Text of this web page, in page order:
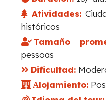
Atividades:
históricos
Tamaño
pessoas
Dificultad:
Alojamiento: